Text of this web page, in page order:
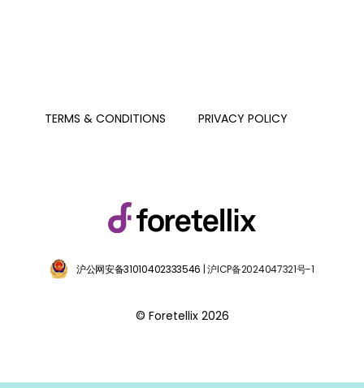
TERMS & CONDITIONS PRIVACY POLICY
沪公网安备31010402333546 | 沪ICP备2024047321号-1
© Foretellix 2026